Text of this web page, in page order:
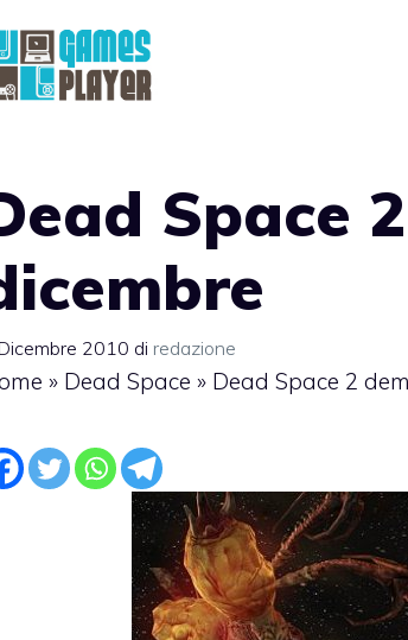
Space
2010 di redazione
» Dead Space » Dead Space 2